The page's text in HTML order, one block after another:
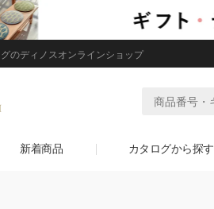
のディノスオンラインショップ
新着商品 カタログから探す